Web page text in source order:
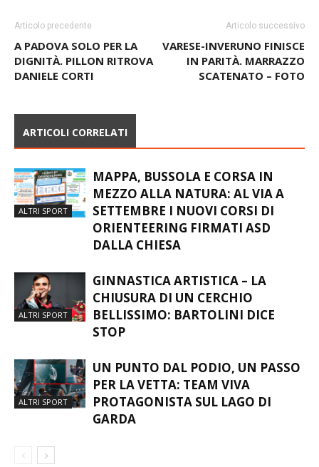
Articolo precedente
A PADOVA SOLO PER LA
DIGNITÀ. PILLON RITROVA
DANIELE CORTI
Articolo successivo
VARESE-INVERUNO FINISCE
IN PARITÀ. MARRAZZO
SCATENATO – FOTO
ARTICOLI CORRELATI
ALTRI SPORT
MAPPA, BUSSOLA E CORSA IN
MEZZO ALLA NATURA: AL VIA A
SETTEMBRE I NUOVI CORSI DI
ORIENTEERING FIRMATI ASD
DALLA CHIESA
ALTRI SPORT
GINNASTICA ARTISTICA – LA
CHIUSURA DI UN CERCHIO
BELLISSIMO: BARTOLINI DICE
STOP
ALTRI SPORT
UN PUNTO DAL PODIO, UN PASSO
PER LA VETTA: TEAM VIVA
PROTAGONISTA SUL LAGO DI
GARDA